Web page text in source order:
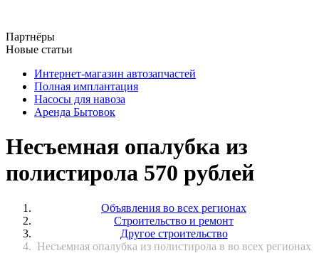
Партнёры
Новые статьи
Интернет-магазин автозапчастей
Полная имплантация
Насосы для навоза
Аренда Бытовок
Несъемная опалубка из
полистирола 570 рублей
Объявления во всех регионах
Строительство и ремонт
Другое строительство
Несъемная опалубка из полистирола в во всех регионах